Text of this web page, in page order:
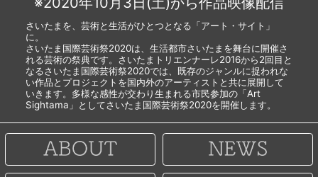
さいたまを、芸術と生活がひとつとなる「アート・サイト」
に。
さいたま国際芸術祭2020は、生活都市さいたまを舞台に開催さ
れる芸術の祭典です。さいたまトリエンナーレ2016から2回目と
なるさいたま国際芸術祭2020では、既存のジャンルに捉われな
い作品とプロジェクトを国内外のアーティストと共に展開して
いきます。多様な感性が交わり生まれる市民参加の「Art
Sightama」としてさいたま国際芸術祭2020を開催します。